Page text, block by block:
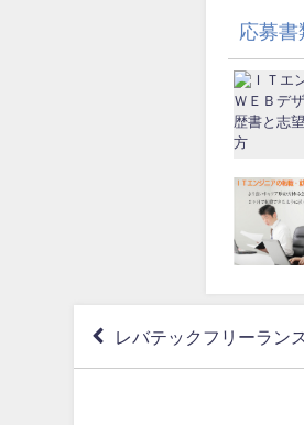
応募書
レバテックフリーラン